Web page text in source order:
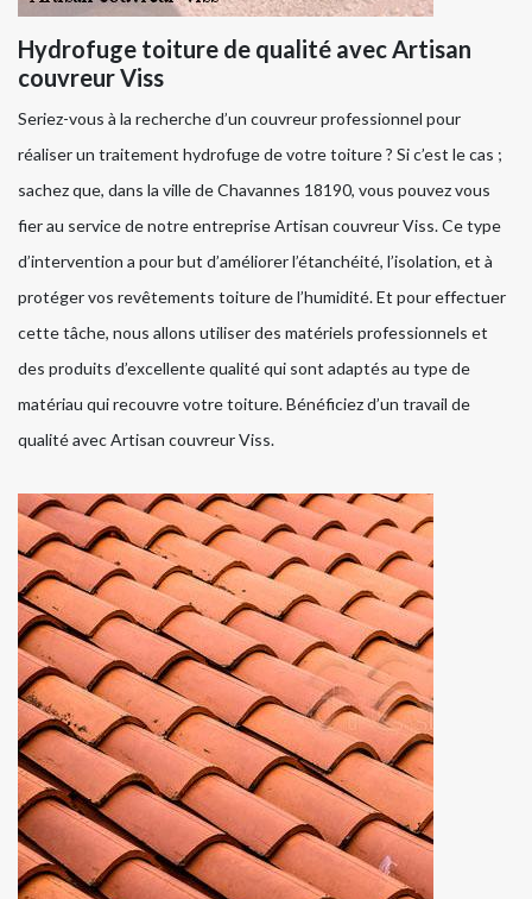
Hydrofuge toiture de qualité avec Artisan
couvreur Viss
Seriez-vous à la recherche d’un couvreur professionnel pour
réaliser un traitement hydrofuge de votre toiture ? Si c’est le cas ;
sachez que, dans la ville de Chavannes 18190, vous pouvez vous
fier au service de notre entreprise Artisan couvreur Viss. Ce type
d’intervention a pour but d’améliorer l’étanchéité, l’isolation, et à
protéger vos revêtements toiture de l’humidité. Et pour effectuer
cette tâche, nous allons utiliser des matériels professionnels et
des produits d’excellente qualité qui sont adaptés au type de
matériau qui recouvre votre toiture. Bénéficiez d’un travail de
qualité avec Artisan couvreur Viss.